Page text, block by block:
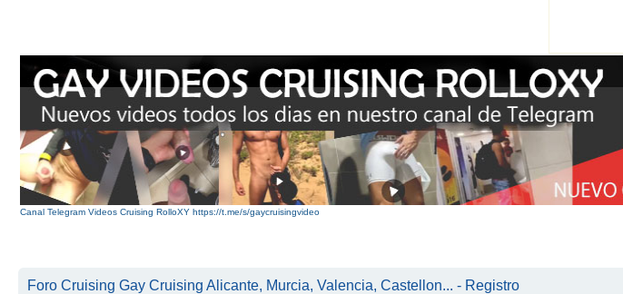
Canal Telegram Videos Cruising RolloXY https://t.me/s/gaycruisingvideo
Foro Cruising Gay Cruising Alicante, Murcia, Valencia, Castellon... - Registro